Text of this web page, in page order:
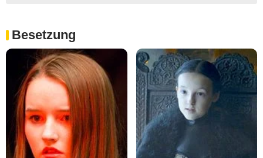
Besetzung